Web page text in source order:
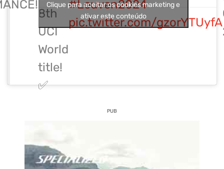
8th
UCI
World
title!
✅
#Leuven2024
pic.twitter.com/gzorYTUyfA
Clique para aceitar os cookies marketing e
ativar este conteúdo
PUB